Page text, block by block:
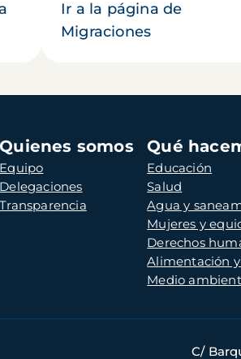
Ir a la página de
Migraciones
Quienes somos
Equipo
Delegaciones
Transparencia
Qué
Educación
Salud
Agua y
Mujeres y
Derechos
Alimentación
Medio
C/